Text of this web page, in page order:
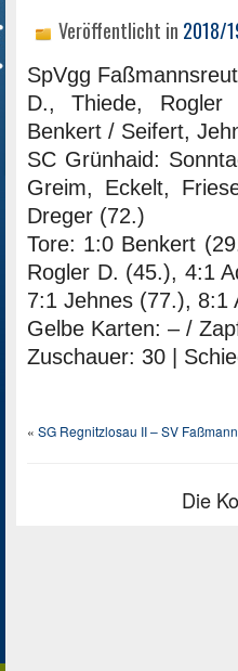
Veröffentlicht in 2018/
SpVgg
D., Thiede, Rogler
Benkert / Seifert,
SC Grünhaid:
Greim, Eckelt,
Dreger (72.)
Tore: 1:0 Benkert
Rogler D. (45.), 4:1
7:1 Jehnes (77.), 8:1
Gelbe Karten: – /
Zuschauer: 30 |
« SG Regnitzlosau II – SV
Die